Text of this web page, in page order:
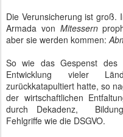
Die Verunsicherung ist groß.
Armada von Mitessern
aber sie werden kommen:
So wie das Gespenst des
Entwicklung vieler
zurückkatapultiert hatte, so
der wirtschaftlichen
durch Dekadenz,
Fehlgriffe wie die DSGVO.